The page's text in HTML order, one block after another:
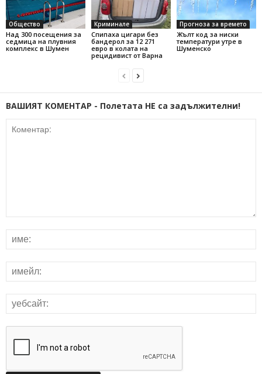
Общество
Над 300 посещения за
седмица на плувния
комплекс в Шумен
Криминале
Спипаха цигари без
бандерол за 12 271
евро в колата на
рецидивист от Варна
Прогноза за времето
Жълт код за ниски
температури утре в
Шуменско
ВАШИЯТ КОМЕНТАР - Полетата НЕ са задължителни!